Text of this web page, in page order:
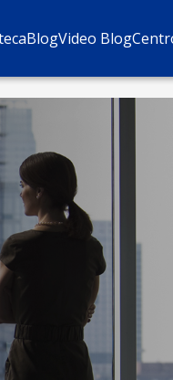
BlogVideo Blog